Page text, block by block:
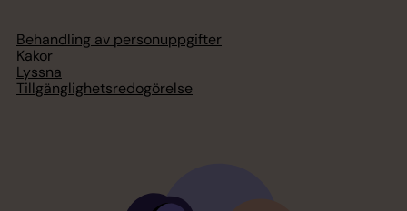
Behandling av personuppgifter
Kakor
Lyssna
Tillgänglighetsredogörelse